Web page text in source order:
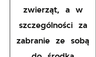
zwierząt, a w
szczególności za
zabranie ze sobą